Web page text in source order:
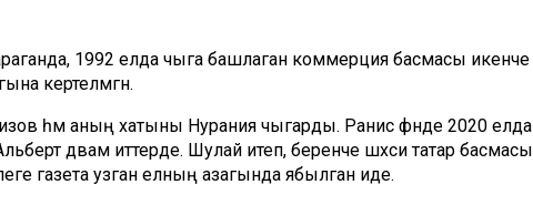
караганда, 1992 елда чыга башлаган коммерция басмасы икенче
кертелмәгән.
һәм аның хатыны Нурания чыгарды. Ранис әфәнде 2020 елда
дәвам иттерде. Шулай итеп, беренче шәхси татар басмасы
газета узган елның азагында ябылган иде.